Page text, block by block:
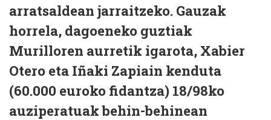
arratsaldean jarraitzeko. Gauzak
horrela, dagoeneko guztiak
Murilloren aurretik igarota, Xabier
Otero eta Iñaki Zapiain kenduta
(60.000 euroko fidantza) 18/98ko
auziperatuak behin-behinean